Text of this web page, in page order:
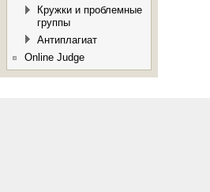
Кружки и проблемные
группы
Антиплагиат
Online Judge